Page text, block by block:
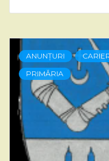
ANUNȚURI
PRIMĂRIA